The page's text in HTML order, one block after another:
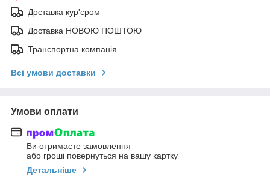
Доставка кур'єром
Доставка НОВОЮ ПОШТОЮ
Транспортна компанія
Всі умови доставки
Умови оплати
Ви отримаєте замовлення
або гроші повернуться на вашу картку
Детальніше